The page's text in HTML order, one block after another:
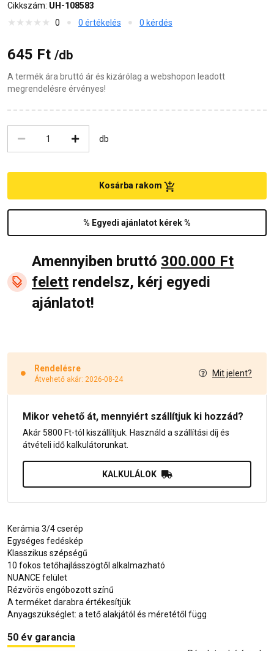
Cikkszám: UH-108583
0
0 értékelés 0 kérdés
645 Ft /db
A termék ára bruttó ár és kizárólag a webshopon leadott
megrendelésre érvényes!
db
% Egyedi ajánlatot kérek %
Kosárba rakom
Amennyiben bruttó 300.000 Ft
felett rendelsz, kérj egyedi
ajánlatot!
Rendelésre
Átvehető akár: 2026-08-24
Mit jelent?
Mikor vehető át, mennyiért szállítjuk ki hozzád?
Akár 5800 Ft-tól kiszállítjuk. Használd a szállítási díj és
átvételi idő kalkulátorunkat.
KALKULÁLOK
Kerámia 3/4 cserép
Egységes fedéskép
Klasszikus szépségű
10 fokos tetőhajlásszögtől alkalmazható
NUANCE felület
Rézvörös engóbozott színű
A terméket darabra értékesítjük
Anyagszükséglet: a tető alakjától és méretétől függ
50 év garancia